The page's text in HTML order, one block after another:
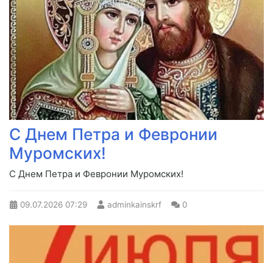
С Днем Петра и Февронии
Муромских!
С Днем Петра и Февронии Муромских!
09.07.2026 07:29 adminkainskrf 0